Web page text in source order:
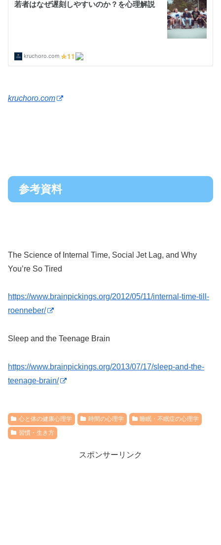
kruchoro.com
参考資料
The Science of Internal Time, Social Jet Lag, and Why
You’re So Tired
https://www.brainpickings.org/2012/05/11/internal-time-till-
roenneber/
Sleep and the Teenage Brain
https://www.brainpickings.org/2013/07/17/sleep-and-the-
teenage-brain/
心と体の健康心理学 時間の心理学
睡眠・不眠症の心理学
習慣・生き方
スポンサーリンク